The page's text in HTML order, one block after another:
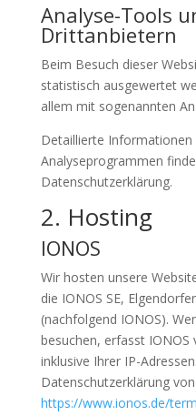
Analyse-Tools
Dritt­anbietern
Beim Besuch dieser
statistisch ausgewertet
allem mit sogenannten
Detaillierte Informationen
Analyseprogrammen
Datenschutzerklärung.
2. Hosting
IONOS
Wir hosten unsere
die IONOS SE,
(nachfolgend IONOS).
besuchen, erfasst IONOS
inklusive Ihrer IP-
Datenschutzerklärung
https://www.ionos.de/